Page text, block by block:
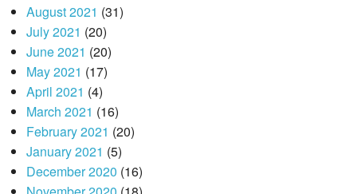
August 2021 (31)
July 2021 (20)
June 2021 (20)
May 2021 (17)
April 2021 (4)
March 2021 (16)
February 2021 (20)
January 2021 (5)
December 2020 (16)